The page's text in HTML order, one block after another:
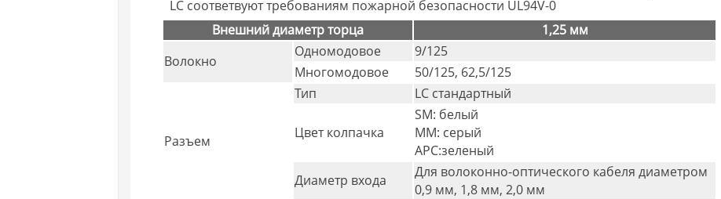
LC соответвуют требованиям пожарной безопасности UL94V-0
Внешний диаметр торца
1,25 мм
Волокно
Одномодовое
9/125
Многомодовое
50/125, 62,5/125
Разъем
Тип LC стандартный
Цвет колпачка
SM: белый
MM: серый
APC:зеленый
Диаметр входа
Для волоконно-оптического кабеля диаметром
0,9 мм, 1,8 мм, 2,0 мм